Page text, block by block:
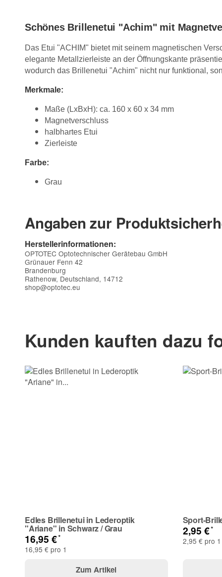
Schönes Brillenetui "Achim" mit
Das Etui "ACHIM" bietet mit seinem magnetischen
elegante Metallzierleiste an der Öffnungskante
wodurch das Brillenetui "Achim" nicht nur funktional,
Merkmale:
Maße (LxBxH): ca. 160 x 60 x 34 mm
Magnetverschluss
halbhartes Etui
Zierleiste
Farbe:
Grau
Angaben zur
Herstellerinformationen:
OPTOTEC Optotechnischer Gerätebau GmbH
Grünauer Fenn 42
Brandenburg
Rathenow, Deutschland, 14712
shop@optotec.eu
E-Mail
Kunden kauften dazu
Edles Brillenetui in Lederoptik
"Ariane" in Schwarz / Grau
16,95 €*
16,95 € pro 1
Zum Artikel
Sport-
2,95 €*
2,95 € pro 1